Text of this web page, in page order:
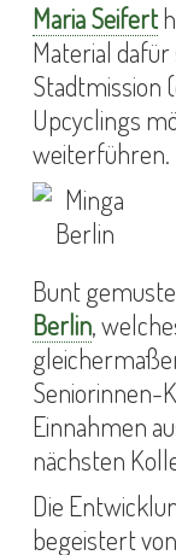
Maria Seifert
Material
Stadtmission
Upcyclings
weiterführen.
Bunt
Berlin,
Seniorinnen-
Einnahmen
nächsten
Die
begeistert